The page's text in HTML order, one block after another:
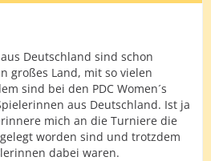
Deutschland sind schon
großes Land, mit so vielen
sind bei den PDC Women´s
aus Deutschland. Ist ja
mich an die Turniere die
worden sind und trotzdem
dabei waren.